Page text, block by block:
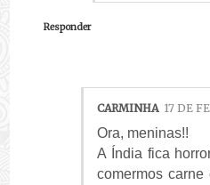
Responder
CARMINHA 17 DE
Ora, meninas!!
A Índia fica
comermos